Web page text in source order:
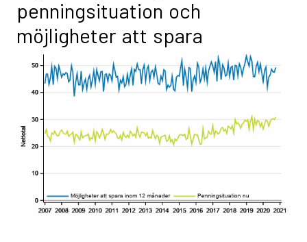
penningsituation och
möjligheter att spara